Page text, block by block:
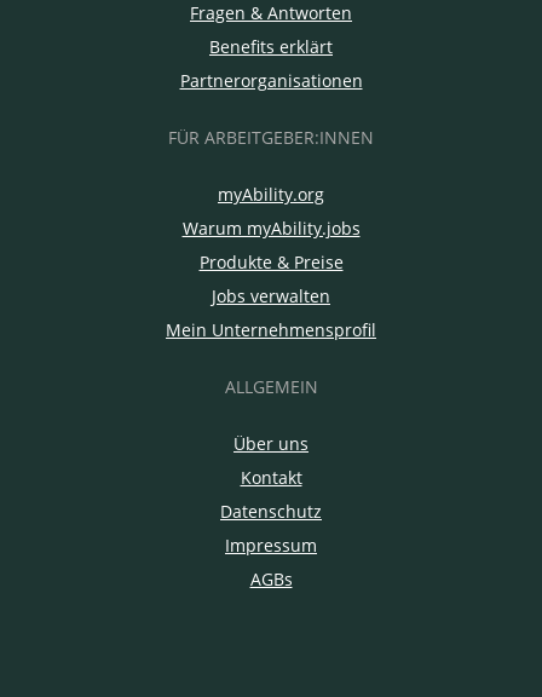
Fragen & Antworten
Benefits erklärt
Partnerorganisationen
FÜR ARBEITGEBER:INNEN
myAbility.org
Warum myAbility.jobs
Produkte & Preise
Jobs verwalten
Mein Unternehmensprofil
ALLGEMEIN
Über uns
Kontakt
Datenschutz
Impressum
AGBs